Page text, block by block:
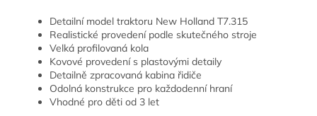
Detailní model traktoru New Holland T7.315
Realistické provedení podle skutečného stroje
Velká profilovaná kola
Kovové provedení s plastovými detaily
Detailně zpracovaná kabina řidiče
Odolná konstrukce pro každodenní hraní
Vhodné pro děti od 3 let